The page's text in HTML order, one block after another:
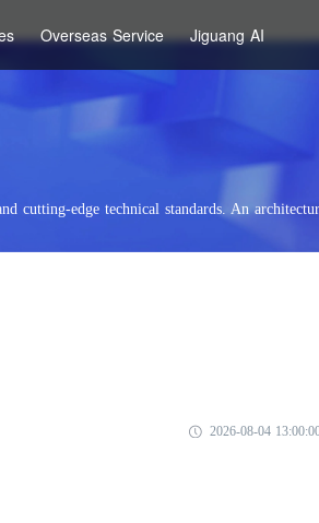
Overseas Service Jiguang AI
cutting-edge technical standards. An
2026-08-04